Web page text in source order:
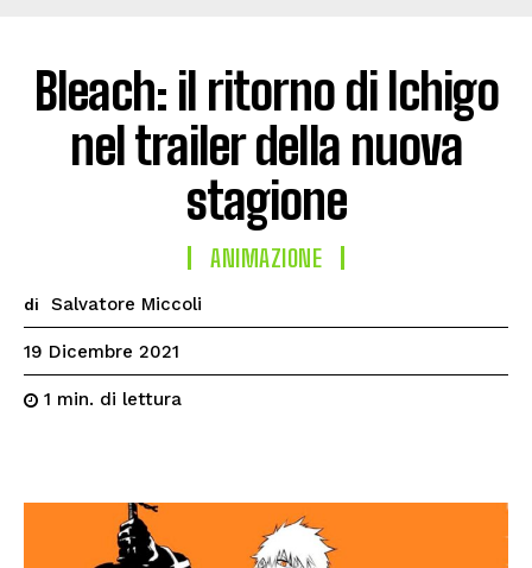
Bleach: il ritorno di Ichigo
nel trailer della nuova
stagione
ANIMAZIONE
di Salvatore Miccoli
19 Dicembre 2021
1 min. di lettura